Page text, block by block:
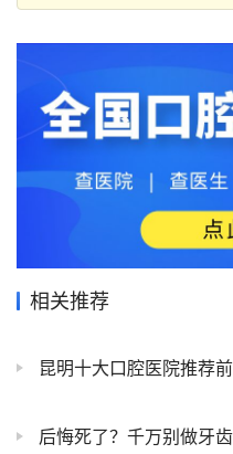
相关推荐
昆明十大口腔医院推荐
后悔死了？千万别做牙